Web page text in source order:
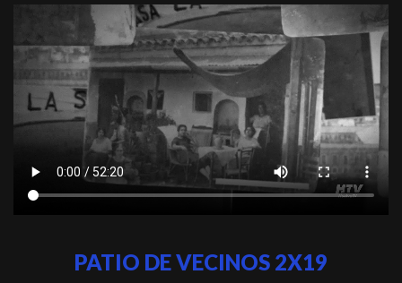
PATIO DE VECINOS 2X19